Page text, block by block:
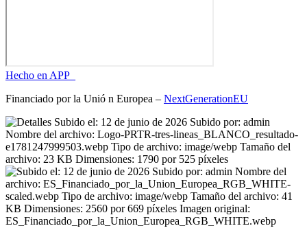
Hecho en APP_
Financiado por la Unió n Europea – NextGenerationEU